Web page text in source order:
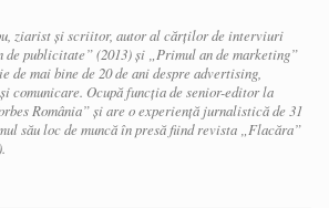
ziarist și scriitor, autor al cărților de interviuri
de publicitate” (2013) și „Primul an de marketing”
de mai bine de 20 de ani despre advertising,
comunicare. Ocupă funcția de senior-editor la
România” și are o experiență jurnalistică de 31
său loc de muncă în presă fiind revista „Flacăra”